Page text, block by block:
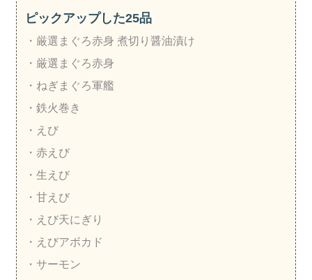
ピックアップした25品
・厳選まぐろ赤身 煮切り醤油漬け
・厳選まぐろ赤身
・ねぎまぐろ軍艦
・鉄火巻き
・えび
・赤えび
・生えび
・甘えび
・えび天にぎり
・えびアボカド
・サーモン